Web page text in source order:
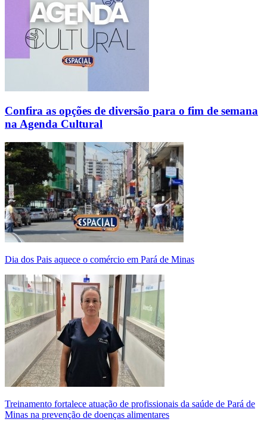
Confira as opções de diversão para o fim de semana
na Agenda Cultural
Dia dos Pais aquece o comércio em Pará de Minas
Treinamento fortalece atuação de profissionais da saúde de Pará de
Minas na prevenção de doenças alimentares